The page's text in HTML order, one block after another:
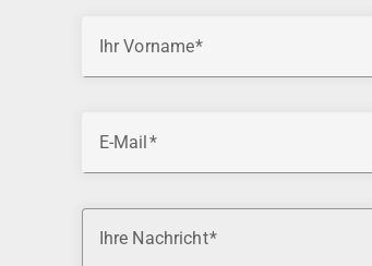
Ihr Vorname
E-Mail
Ihre Nachricht